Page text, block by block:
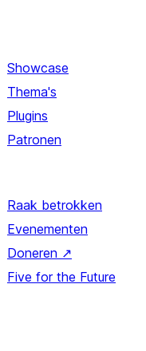
Showcase
Thema's
Plugins
Patronen
Raak betrokken
Evenementen
Doneren ↗
Five for the Future